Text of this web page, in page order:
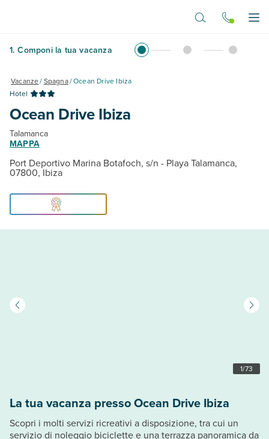
1. Componi la tua vacanza
Vacanze/Spagna/Ocean Drive Ibiza
Hotel
Ocean Drive Ibiza
Talamanca
MAPPA
Port Deportivo Marina Botafoch, s/n - Playa Talamanca,
07800, Ibiza
1/73
La tua vacanza presso Ocean Drive Ibiza
Scopri i molti servizi ricreativi a disposizione, tra cui un
servizio di noleggio biciclette e una terrazza panoramica da